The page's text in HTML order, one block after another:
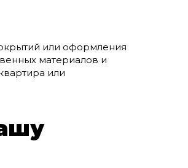
или оформления
материалов и
или